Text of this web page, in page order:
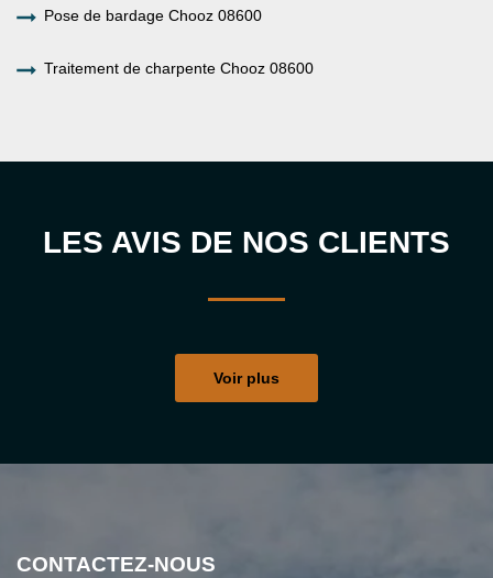
Pose de bardage Chooz 08600
Traitement de charpente Chooz 08600
LES AVIS DE NOS CLIENTS
Voir plus
CONTACTEZ-NOUS